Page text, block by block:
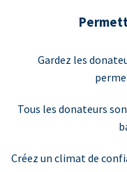
Gardez les
Tous les donateurs
Créez un climat de